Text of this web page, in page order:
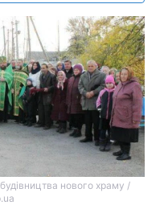
нового храму /